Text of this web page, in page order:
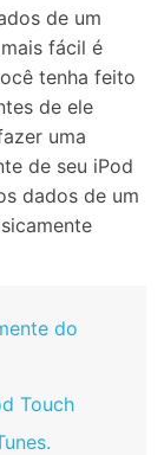
de um
fácil é
tenha feito
de ele
uma
de seu iPod
dados de um
do
Touch